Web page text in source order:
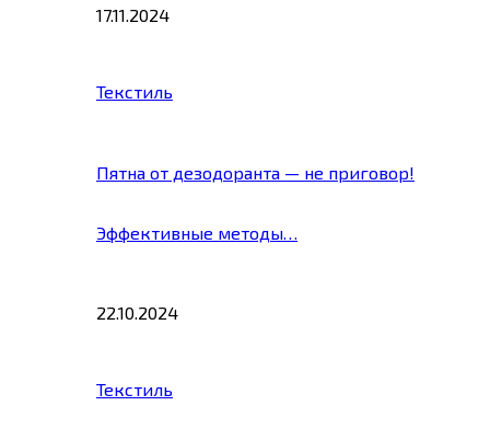
17.11.2024
Текстиль
Пятна от дезодоранта — не приговор!
Эффективные методы…
22.10.2024
Текстиль